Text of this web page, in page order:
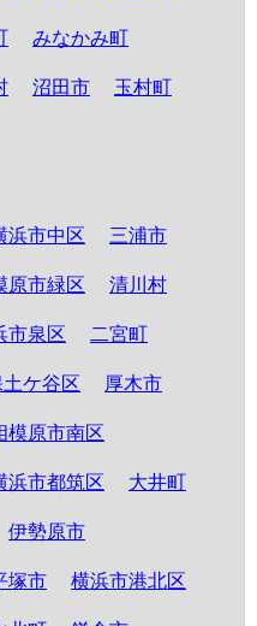
みなかみ町
沼田市 玉村町
浜市中区 三浦市
原市緑区 清川村
市泉区 二宮町
ケ谷区 厚木市
模原市南区
浜市都筑区 大井町
伊勢原市
塚市 横浜市港北区